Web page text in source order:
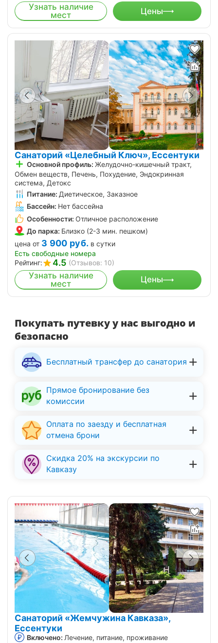
Узнать наличие
мест
Цены
Санаторий «Целебный Ключ», Ессентуки
Основной профиль: Желудочно-кишечный тракт,
Обмен веществ, Печень, Похудение, Эндокринная
система, Детокс
Питание: Диетическое, Заказное
Бассейн: Нет бассейна
Особенности: Отличное расположение
До парка: Близко (2-3 мин. пешком)
цена от 3 900 руб. в сутки
Есть свободные номера
Рейтинг:
4.5 (Отзывов: 10)
Узнать наличие
мест
Цены
Покупать путевку у нас выгодно и
безопасно
Бесплатный трансфер до санатория
Прямое бронирование без
комиссии
Оплата по заезду и бесплатная
отмена брони
Скидка 20% на экскурсии по
Кавказу
Санаторий «Жемчужина Кавказа»,
Ессентуки
Включено: Лечение, питание, проживание